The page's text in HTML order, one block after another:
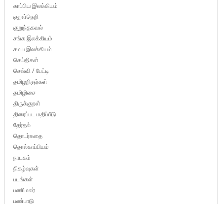
காப்பிய இலக்கியம்
குறள்நெறி
குறுந்தகவல்
சங்க இலக்கியம்
சமய இலக்கியம்
செய்திகள்
செவ்வி / பேட்டி
தமிழறிஞர்கள்
தமிழிசை
திருக்குறள்
திரைப்பட மதிப்பீடு
தேர்தல்
தொடர்கதை
தொல்காப்பியம்
நாடகம்
நிகழ்வுகள்
படங்கள்
பணிமலர்
பண்பாடு